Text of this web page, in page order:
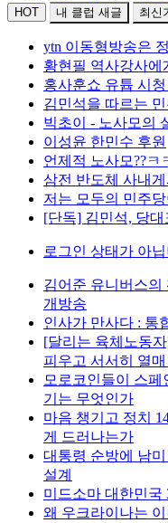
HOT 내 클럽 새글 최신
ytn 이동형방송은
황현필 역사강사에
홍사훈쇼 유튭 시
김민석을 따르는
빅초이 - 노사모의
이성윤 한민수 후원
언제적 노사모??ㅋ
삼전 반도체 사내
저는 모두의 민주
[단독] 김민석, 당
로그인 상태가 아
김어준 유니버스의
개방송
인사가 만사다 : 통
[달리는 육체노동
피우고 서서히 열매
모로코인들이 스페
기는 무엇인가
마음 챙기고 정치
게 드러나는가
대통령 순방에 남
설계
미드소마 대한민국
왜 우크라이나는